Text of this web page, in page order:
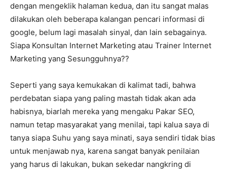
dengan mengeklik halaman kedua, dan itu sangat malas
dilakukan oleh beberapa kalangan pencari informasi di
google, belum lagi masalah sinyal, dan lain sebagainya.
Siapa Konsultan Internet Marketing atau Trainer Internet
Marketing yang Sesungguhnya??
Seperti yang saya kemukakan di kalimat tadi, bahwa
perdebatan siapa yang paling mastah tidak akan ada
habisnya, biarlah mereka yang mengaku Pakar SEO,
namun tetap masyarakat yang menilai, tapi kalua saya di
tanya siapa Suhu yang saya minati, saya sendiri tidak bias
untuk menjawab nya, karena sangat banyak penilaian
yang harus di lakukan, bukan sekedar nangkring di